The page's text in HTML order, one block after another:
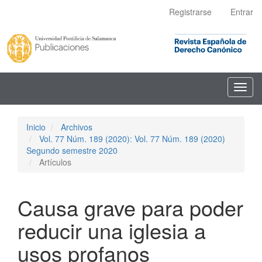
principal
Barra
lateral
Registrarse Entrar
Inicio
Archivos
Vol. 77 Núm. 189 (2020): Vol. 77 Núm. 189 (2020)
Segundo semestre 2020
Artículos
Causa grave para poder
reducir una iglesia a
usos profanos